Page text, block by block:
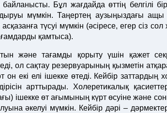
Бұл жағдайда өттің белгілі
мүмкін. Таңертең аузыңыздағы ащы
асқазанға түсуі мүмкін (әсіресе, егер сіз
қамтыса).
және тағамды қорыту үшін қажет
ол сақтау резервуарының қызметін
он екі елі ішекке өтеді. Кейбір заттардың
арттырады. Холеретикалық
ішекке өт ағымының күрт өсуіне және
әкелуі мүмкін. Кейбір дәрі –